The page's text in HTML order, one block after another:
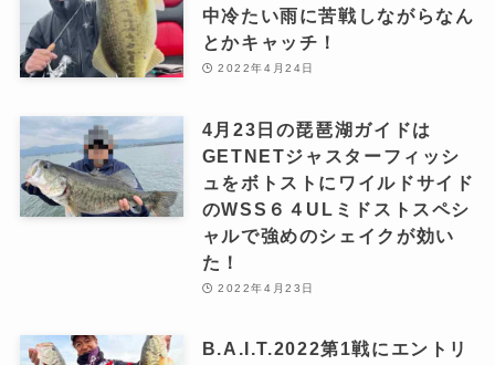
中冷たい雨に苦戦しながらなん
とかキャッチ！
2022年4月24日
4月23日の琵琶湖ガイドは
GETNETジャスターフィッシ
ュをボトストにワイルドサイド
のWSS６４ULミドストスペシ
ャルで強めのシェイクが効い
た！
2022年4月23日
B.A.I.T.2022第1戦にエントリ